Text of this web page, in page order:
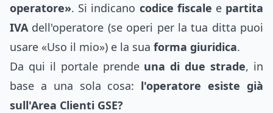
operatore». Si indicano codice fiscale e partita
IVAdell'operatore (se operi per la tua ditta puoi
usare «Uso il mio») e la sua forma giuridica.
Da qui il portale prende una di due strade, in
base a una sola cosa: l'operatore esiste già
sull'Area Clienti GSE?